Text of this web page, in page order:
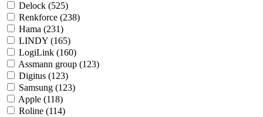
Delock (525)
Renkforce (238)
Hama (231)
LINDY (165)
LogiLink (160)
Assmann group (123)
Digitus (123)
Samsung (123)
Apple (118)
Roline (114)